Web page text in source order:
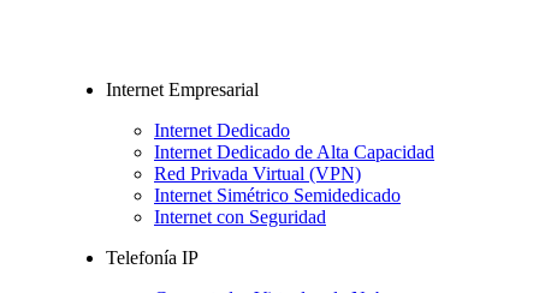
Internet Empresarial
Internet Dedicado
Internet Dedicado de Alta Capacidad
Red Privada Virtual (VPN)
Internet Simétrico Semidedicado
Internet con Seguridad
Telefonía IP